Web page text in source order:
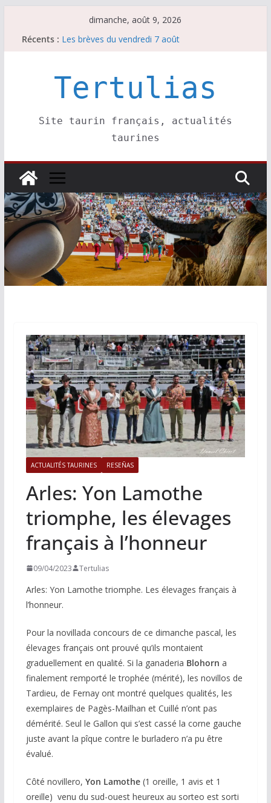
dimanche, août 9, 2026
Récents : Les brèves du vendredi 7 août
Les brèves du samedi 8 août
Maurrin, rendez vous est pris pour l’an prochain.
Tertulias
Site taurin français, actualités
taurines
ACTUALITÉS TAURINES RESEÑAS
Arles: Yon Lamothe
triomphe, les élevages
français à l’honneur
09/04/2023 Tertulias
Arles: Yon Lamothe triomphe. Les élevages français à
l’honneur.
Pour la novillada concours de ce dimanche pascal, les
élevages français ont prouvé qu’ils montaient
graduellement en qualité. Si la ganaderia Blohorn a
finalement remporté le trophée (mérité), les novillos de
Tardieu, de Fernay ont montré quelques qualités, les
exemplaires de Pagès-Mailhan et Cuillé n’ont pas
démérité. Seul le Gallon qui s’est cassé la corne gauche
juste avant la pîque contre le burladero n’a pu être
évalué.
Côté novillero, Yon Lamothe (1 oreille, 1 avis et 1
oreille) venu du sud-ouest heureux au sorteo est sorti